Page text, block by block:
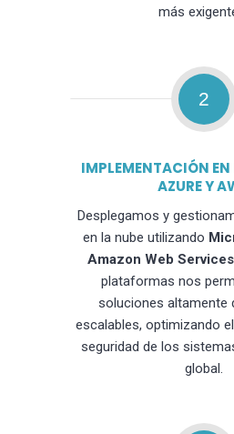
más
2
IMPLEMENTACIÓN EN
AZURE Y
Desplegamos y
en la nube utilizando
Amazon Web
plataformas nos
soluciones altamente
escalables, optimizando
seguridad de los
global.